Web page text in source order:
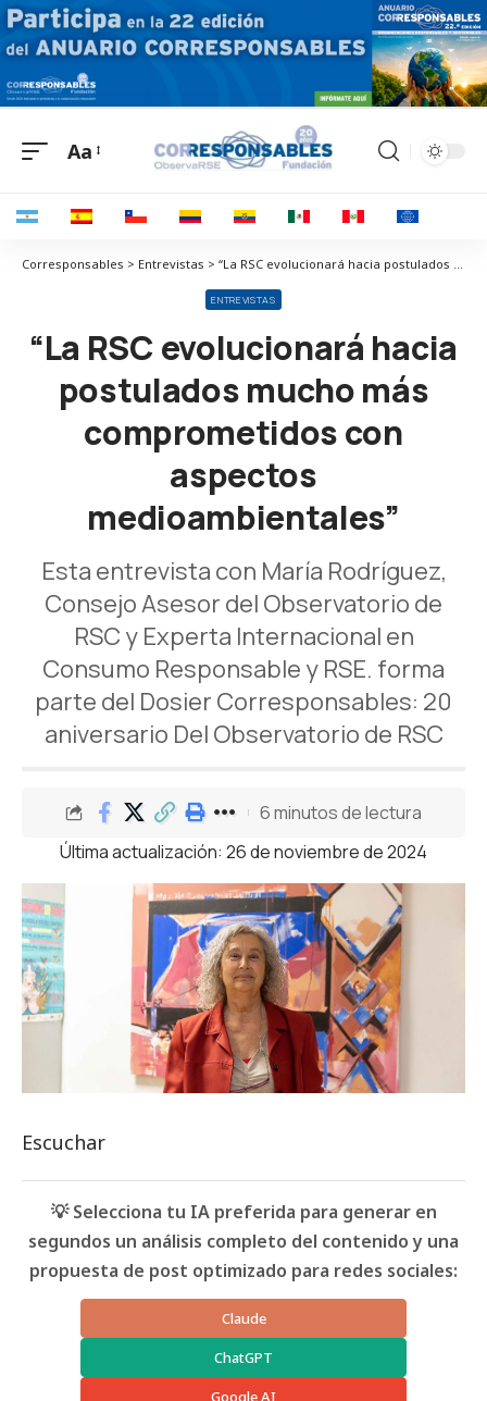
Aa
Corresponsables > Entrevistas > “La RSC evolucionará hacia postulados mucho más comprometidos con aspectos medioambientales”
ENTREVISTAS
“La RSC evolucionará hacia
postulados mucho más
comprometidos con
aspectos
medioambientales”
Esta entrevista con María Rodríguez,
Consejo Asesor del Observatorio de
RSC y Experta Internacional en
Consumo Responsable y RSE. forma
parte del Dosier Corresponsables: 20
aniversario Del Observatorio de RSC
Última actualización: 26 de noviembre de 2024
6 minutos de lectura
Escuchar
💡 Selecciona tu IA preferida para generar en
segundos un análisis completo del contenido y una
propuesta de post optimizado para redes sociales:
Claude
ChatGPT
Google AI